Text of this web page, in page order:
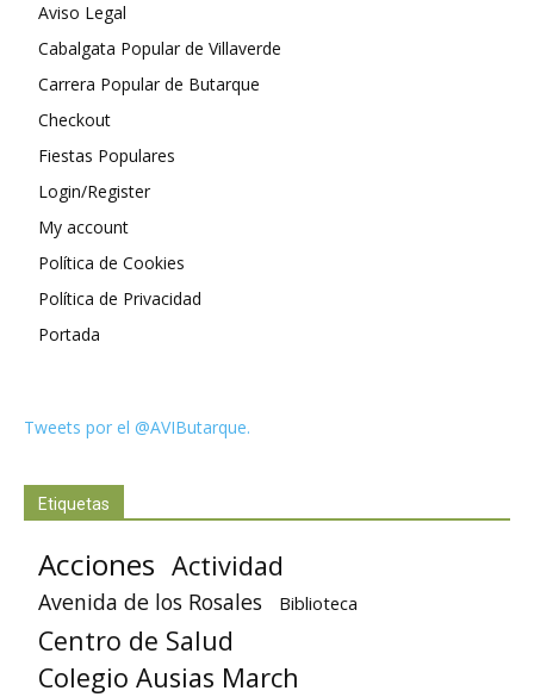
Aviso Legal
Cabalgata Popular de Villaverde
Carrera Popular de Butarque
Checkout
Fiestas Populares
Login/Register
My account
Política de Cookies
Política de Privacidad
Portada
Tweets por el @AVIButarque.
Etiquetas
Acciones Actividad
Avenida de los Rosales Biblioteca
Centro de Salud
Colegio Ausias March